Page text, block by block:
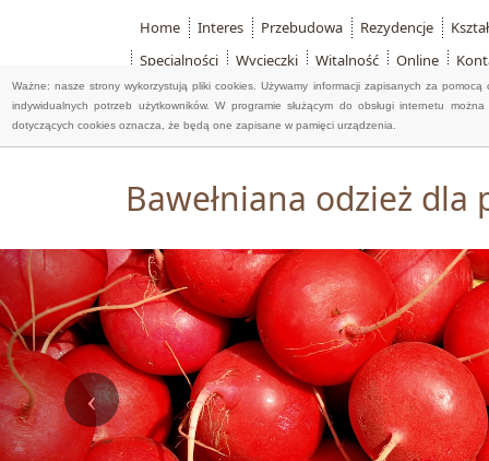
Ważne: nasze strony wykorzystują pliki cookies. Używamy informacji zapisanych za
indywidualnych potrzeb użytkowników. W programie służącym do obsługi internetu
dotyczących cookies oznacza, że będą one zapisane w pamięci urządzenia.
Bawełniana odzież dla
Home Interes Przebudowa Rezydencje
Specjalności
Wycieczki Witalność Online